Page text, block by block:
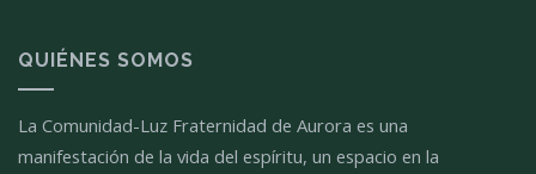
QUIÉNES SOMOS
La Comunidad-Luz Fraternidad de Aurora es una
manifestación de la vida del espíritu, un espacio en la